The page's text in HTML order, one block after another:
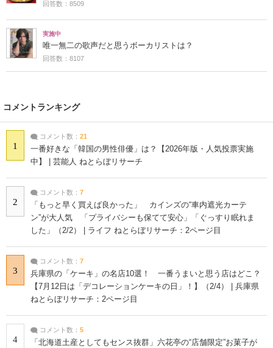
回答数：8509
実施中
唯一無二の歌声だと思うボーカリストは？
回答数：8107
コメントランキング
1
コメント数： 21
一番好きな「韓国の男性俳優」は？【2026年版・人気投票実施
中】 | 芸能人 ねとらぼリサーチ
2
コメント数： 7
「もっと早く買えば良かった」 カインズの“車内遮光カーテ
ン”が大人気 「プライバシーも保てて安心」「ぐっすり眠れま
した」（2/2） | ライフ ねとらぼリサーチ：2ページ目
3
コメント数： 7
兵庫県の「ケーキ」の名店10選！ 一番うまいと思う店はどこ？
【7月12日は「デコレーションケーキの日」！】（2/4） | 兵庫県
ねとらぼリサーチ：2ページ目
4
コメント数： 5
「北海道土産としてもセンス抜群」六花亭の“店舗限定”お菓子が